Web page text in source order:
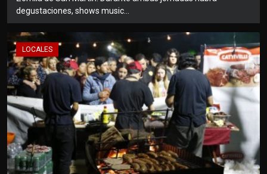
degustaciones, shows music...
LOCALES